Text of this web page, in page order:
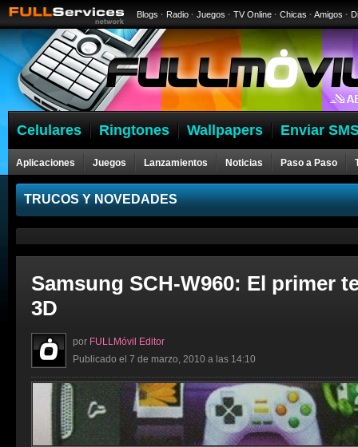
Blogs · Radio · Juegos · TV Online · Chicas · Amigos ·
Celulares Ringtones Wallpapers Enviar
Aplicaciones Juegos Lanzamientos Noticias Paso a Paso
Celulares
TRUCOS Y NOVEDADES
Samsung SCH-W960: El primer
3D
por FULLMóvil Editor
Publicado el 7 de marzo, 2010 a las 14:10